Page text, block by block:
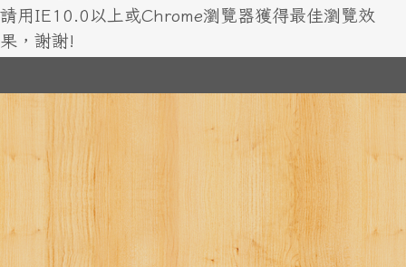
請用IE10.0以上或Chrome瀏覽器獲得最佳瀏覽效
果，謝謝!